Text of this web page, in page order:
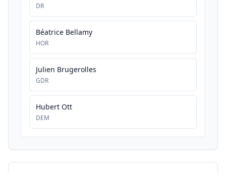
DR
Béatrice Bellamy
HOR
Julien Brugerolles
GDR
Hubert Ott
DEM